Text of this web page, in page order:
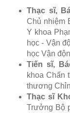
Thạc sĩ,
Chủ nhiệm
Y khoa
học - Vận
học Vận
Tiến sĩ,
khoa Chấn
thương
Thạc sĩ
Trưởng Bộ